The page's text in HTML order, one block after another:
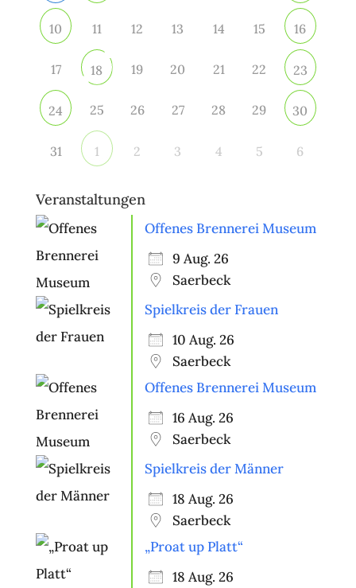
10 11 12 13 14 15 16
17 18 19 20 21 22 23
24 25 26 27 28 29 30
31 1 2 3 4 5 6
Veranstaltungen
Offenes Brennerei Museum
9 Aug. 26
Saerbeck
Spielkreis der Frauen
10 Aug. 26
Saerbeck
Offenes Brennerei Museum
16 Aug. 26
Saerbeck
Spielkreis der Männer
18 Aug. 26
Saerbeck
„Proat up Platt“
18 Aug. 26